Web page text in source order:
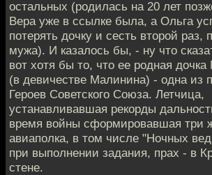
остальных (родилась на 20 лет
Вера уже в ссылке была, а Ольга
потерять дочку и сесть второй раз,
мужа). И казалось бы, - ну что
вот хотя бы то, что ее родная
(в девичестве Малинина) - одна из
Героев Советского Союза. Летчица,
устанавливавшая рекорды
время войны сформировавшая три
авиаполка, в том числе "Ночных
при выполнении задания, прах - в
стене.